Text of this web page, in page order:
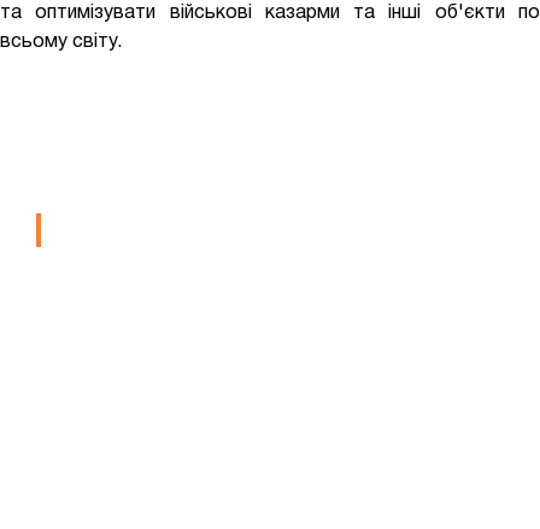
та оптимізувати військові казарми та інші об'єкти по
всьому світу.